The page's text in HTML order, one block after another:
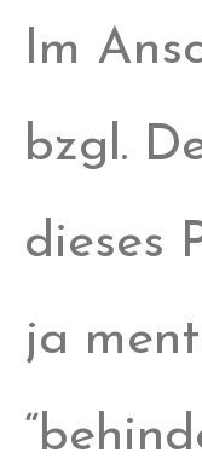
Im
bzgl.
dieses
ja